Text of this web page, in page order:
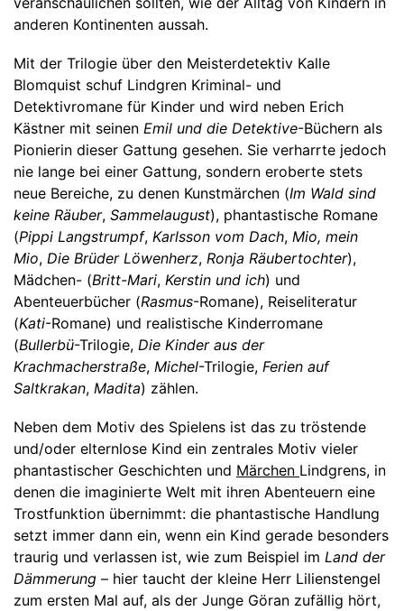
anderen Kontinenten aussah.
Mit der Trilogie über den Meisterdetektiv Kalle
Blomquist schuf Lindgren Kriminal- und
Detektivromane für Kinder und wird neben Erich
Kästner mit seinen Emil und die Detektive-Büchern als
Pionierin dieser Gattung gesehen. Sie verharrte jedoch
nie lange bei einer Gattung, sondern eroberte stets
neue Bereiche, zu denen Kunstmärchen (Im Wald sind
keine Räuber, Sammelaugust), phantastische Romane
(Pippi Langstrumpf, Karlsson vom Dach, Mio, mein
Mio, Die Brüder Löwenherz, Ronja Räubertochter),
Mädchen- (Britt-Mari, Kerstin und ich) und
Abenteuerbücher (Rasmus-Romane), Reiseliteratur
(Kati-Romane) und realistische Kinderromane
(Bullerbü-Trilogie, Die Kinder aus der
Krachmacherstraße, Michel-Trilogie, Ferien auf
Saltkrakan, Madita) zählen.
Neben dem Motiv des Spielens ist das zu tröstende
und/oder elternlose Kind ein zentrales Motiv vieler
phantastischer Geschichten und Märchen Lindgrens, in
denen die imaginierte Welt mit ihren Abenteuern eine
Trostfunktion übernimmt: die phantastische Handlung
setzt immer dann ein, wenn ein Kind gerade besonders
traurig und verlassen ist, wie zum Beispiel im Land der
Dämmerung – hier taucht der kleine Herr Lilienstengel
zum ersten Mal auf, als der Junge Göran zufällig hört,